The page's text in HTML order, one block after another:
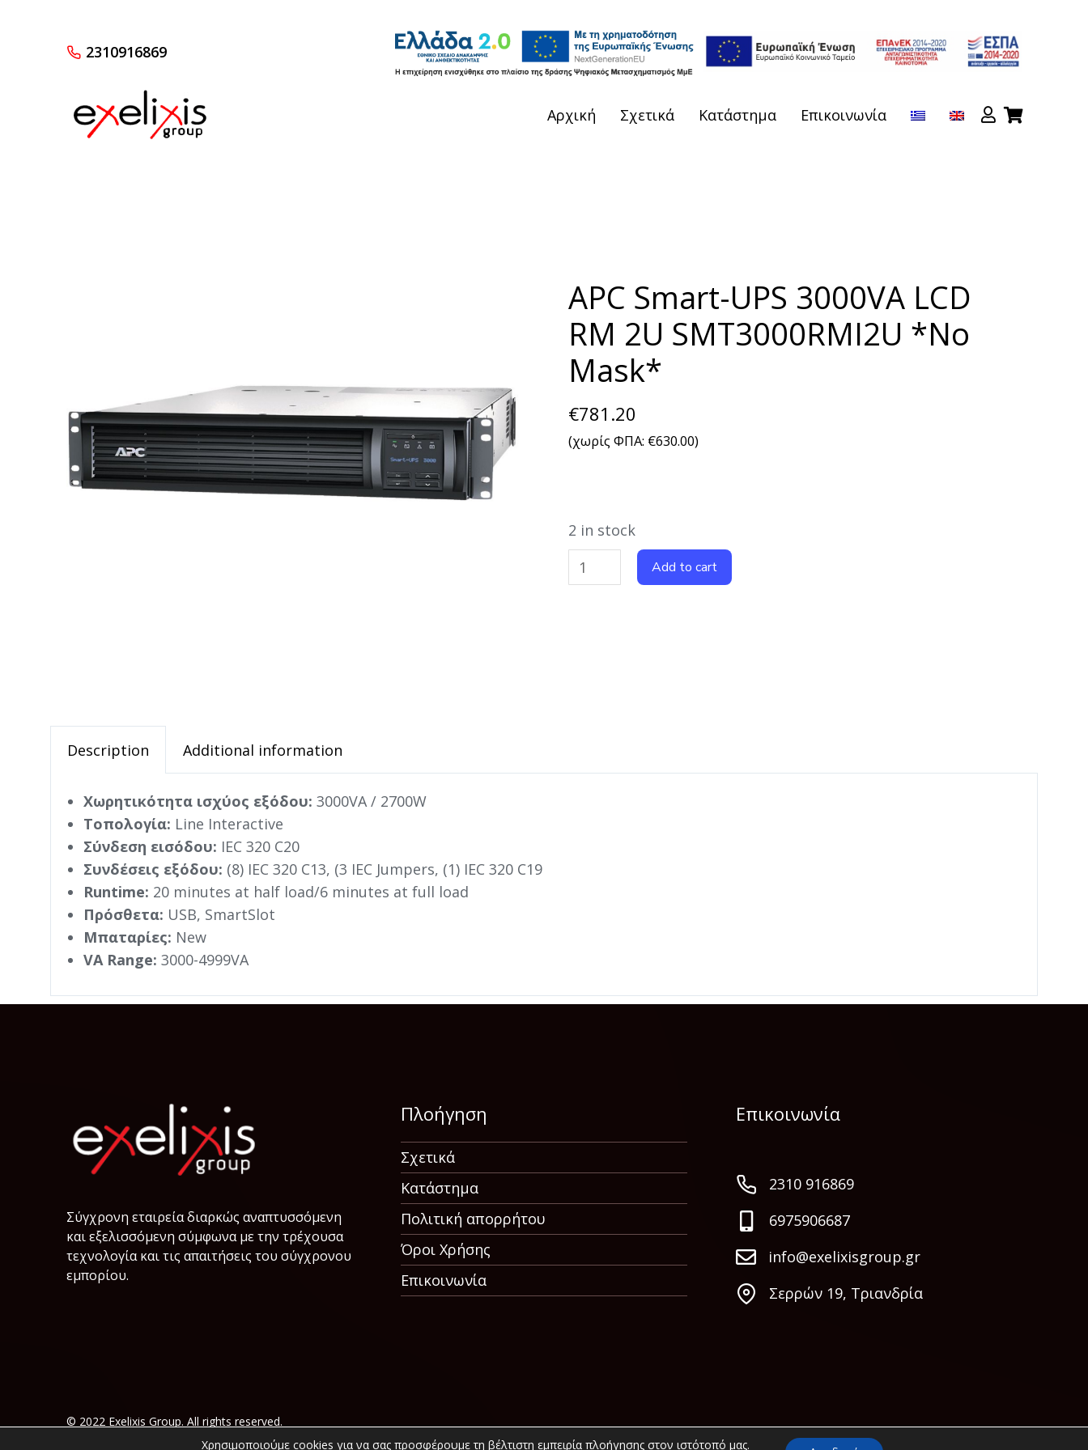
2310916869
Αρχική Σχετικά Κατάστημα Επικοινωνία
APC Smart-UPS 3000VA LCD
RM 2U SMT3000RMI2U *No
Mask*
€781.20
(χωρίς ΦΠΑ: €630.00)
2 in stock
Add to cart
Description Additional information
Χωρητικότητα ισχύος εξόδου: 3000VA / 2700W
Τοπολογία: Line Interactive
Σύνδεση εισόδου: IEC 320 C20
Συνδέσεις εξόδου: (8) IEC 320 C13, (3 IEC Jumpers, (1) IEC 320 C19
Runtime: 20 minutes at half load/6 minutes at full load
Πρόσθετα: USB, SmartSlot
Μπαταρίες: New
VA Range: 3000-4999VA
Σύγχρονη εταιρεία διαρκώς αναπτυσσόμενη
και εξελισσόμενη σύμφωνα µε την τρέχουσα
τεχνολογία και τις απαιτήσεις του σύγχρονου
εμπορίου.
Πλοήγηση
Σχετικά
Κατάστημα
Πολιτική απορρήτου
Όροι Χρήσης
Επικοινωνία
Επικοινωνία
2310 916869
6975906687
info@exelixisgroup.gr
Σερρών 19, Τριανδρία
© 2022 Exelixis Group. All rights reserved.
Χρησιμοποιούμε cookies για να σας προσφέρουμε τη βέλτιστη εμπειρία πλοήγησης στον ιστότοπό μας.